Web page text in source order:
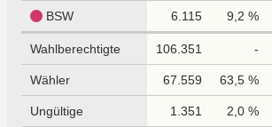
BSW 6.115 9,2 %
Wahlberechtigte 106.351 -
Wähler 67.559 63,5 %
Ungültige 1.351 2,0 %